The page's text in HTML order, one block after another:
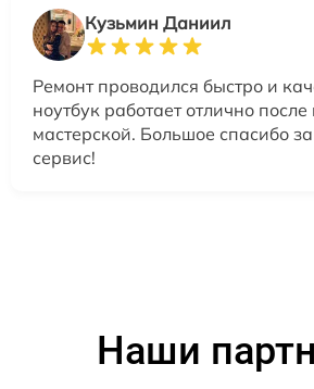
Кузьмин Даниил
Ремонт проводился быстро и
ноутбук работает отлично
мастерской. Большое спасибо
сервис!
Наши